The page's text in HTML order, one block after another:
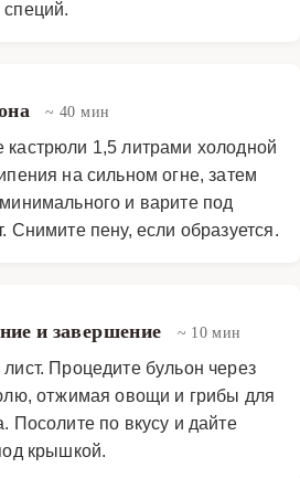
~ 40 мин
1,5 литрами холодной
на сильном огне, затем
и варите под
Снимите пену, если образуется.
и завершение ~ 10 мин
Процедите бульон через
отжимая овощи и грибы для
Посолите по вкусу и дайте
крышкой.